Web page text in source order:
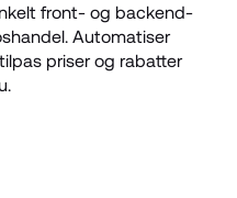
front- og backend-
Automatiser
priser og rabatter